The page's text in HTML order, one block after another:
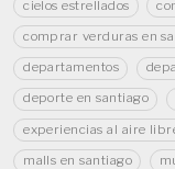
cielos estrellados
comprar verduras en
departamentos
deporte en santiago
experiencias al aire
malls en santiago